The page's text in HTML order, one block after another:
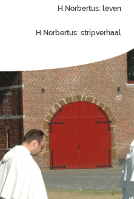
H.Norbertus: leven
H.Norbertus: stripverhaal